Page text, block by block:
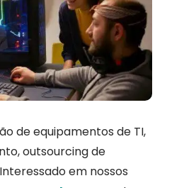
de equipamentos de TI,
outsourcing de
em nossos